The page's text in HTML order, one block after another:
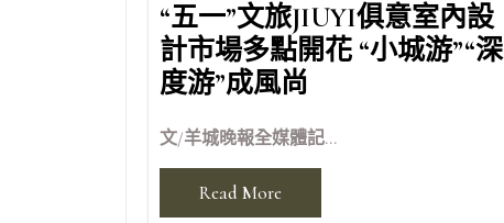
“五一”文旅JIUYI俱意室內設
計市場多點開花 “小城游”“深
度游”成風尚
文/羊城晚報全媒體記...
Read More